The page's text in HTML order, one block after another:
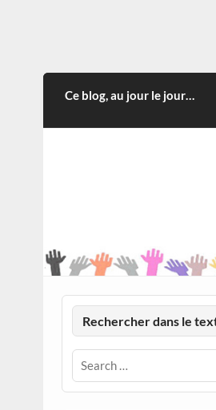
CITOYEN
Ce blog, au jour le jour…
Rechercher dans le